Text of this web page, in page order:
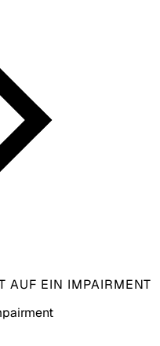
AUF EIN IMPAIRMENT